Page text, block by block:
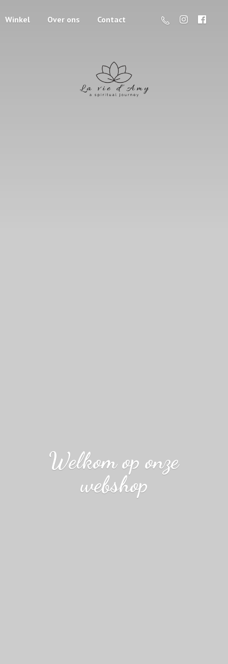
Winkel Over ons Contact
Welkom oponze
webshop